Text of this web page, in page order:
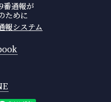
番通報が
ために
報システム